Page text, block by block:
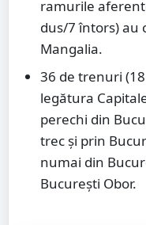
ramurile
dus/7 întors) au
Mangalia.
36 de trenuri
legătura
perechi din
trec și prin
numai din
București Obor.